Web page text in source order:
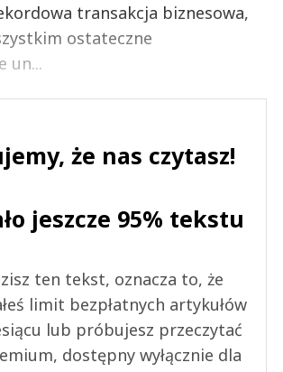
transakcja biznesowa,
ostateczne
un...
że nas czytasz!
jeszcze 95% tekstu
ten tekst, oznacza to, że
limit bezpłatnych artykułów
lub próbujesz przeczytać
dostępny wyłącznie dla